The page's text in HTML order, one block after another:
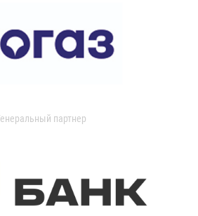
партнер